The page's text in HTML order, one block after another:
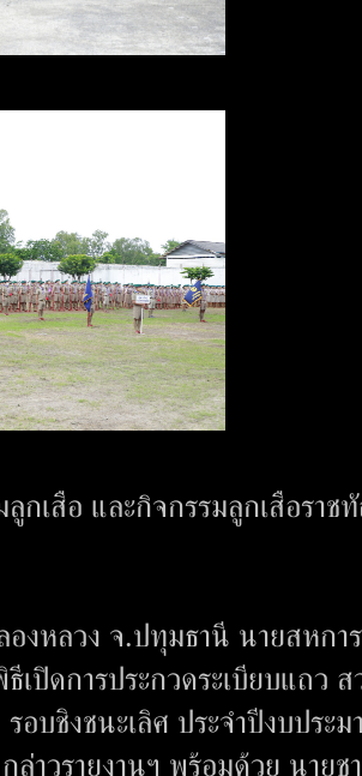
กเสือ และกิจกรรมลูกเสือราช
หลวง จ.ปทุมธานี นายสหกา
เปิดการประกวดระเบียบแถว
อบชิงชนะเลิศ ประจำปีงบประ
วรายงานฯ พร้อมด้วย นายช